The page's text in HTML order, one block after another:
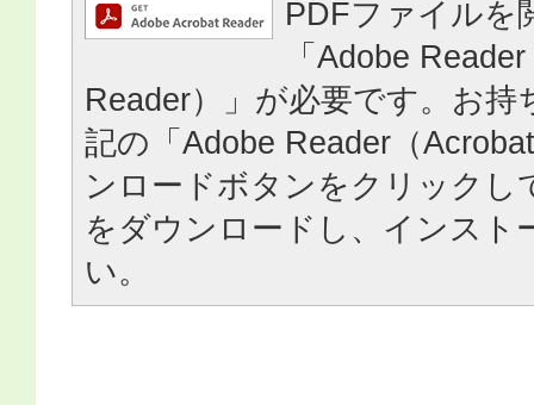
PDFファイルを
「Adobe
Reader）」が必要です。お持
記の「Adobe Reader（
ンロードボタンをクリックし
をダウンロードし、インスト
い。